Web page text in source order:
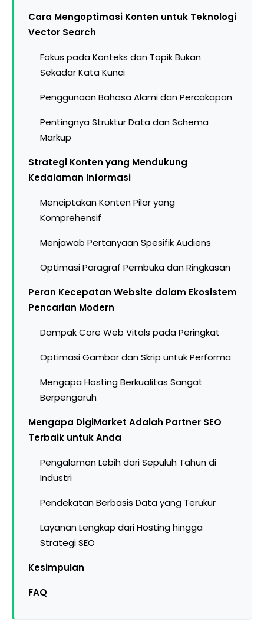
Cara Mengoptimasi Konten untuk Teknologi
Vector Search
Fokus pada Konteks dan Topik Bukan
Sekadar Kata Kunci
Penggunaan Bahasa Alami dan Percakapan
Pentingnya Struktur Data dan Schema
Markup
Strategi Konten yang Mendukung
Kedalaman Informasi
Menciptakan Konten Pilar yang
Komprehensif
Menjawab Pertanyaan Spesifik Audiens
Optimasi Paragraf Pembuka dan Ringkasan
Peran Kecepatan Website dalam Ekosistem
Pencarian Modern
Dampak Core Web Vitals pada Peringkat
Optimasi Gambar dan Skrip untuk Performa
Mengapa Hosting Berkualitas Sangat
Berpengaruh
Mengapa DigiMarket Adalah Partner SEO
Terbaik untuk Anda
Pengalaman Lebih dari Sepuluh Tahun di
Industri
Pendekatan Berbasis Data yang Terukur
Layanan Lengkap dari Hosting hingga
Strategi SEO
Kesimpulan
FAQ